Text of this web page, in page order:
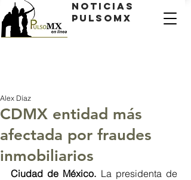
Noticias
PulsoMX
CDMX entidad más
afectada por fraudes
inmobiliarios
Alex Díaz
Ciudad de México. La presidenta de